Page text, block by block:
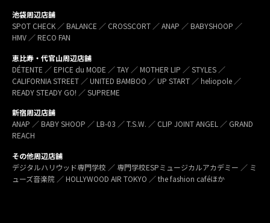
池袋周辺店舗
SPOT CHECK ／ BALANCE ／ CROSSCORT ／ ANAP ／ BABYSHOOP ／
HMV ／ RECO FAN
恵比寿・代官山周辺店舗
DÉTENTE ／ EPICE du MODE ／ TAY ／ MOTHER LIP ／ STYLES ／
CALIFORNIA STREET ／ UNITED BAMBOO ／ UP START ／ heliopole ／
READY STEADY GO! ／ SUPREME
新宿周辺店舗
ANAP ／ BABY SHOOP ／ LB-03 ／ T.S.W. ／ CLIP JOINT ANGEL ／ GRAND
REACH
その他周辺店舗
デジタルハリウッド専門学校 ／ 専門学校ESPミュージカルアカデミー ／ ミ
ューズ音楽院 ／ HOLLYWOOD AIR TOKYO ／ the fashion caféほか